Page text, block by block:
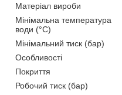
Матеріал вироби
Мінімальна температура
води (°C)
Мінімальний тиск (бар)
Особливості
Покриття
Робочий тиск (бар)